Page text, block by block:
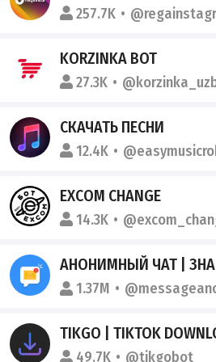
257.7K
KORZINKA BOT
27.3K
СКАЧАТЬ ПЕСНИ
12.4K
EXCOM CHANGE
14.3K
АНОНИМНЫЙ ЧАТ |
1.37M
TIKGO | TIKTOK
49.7K @tikgobot